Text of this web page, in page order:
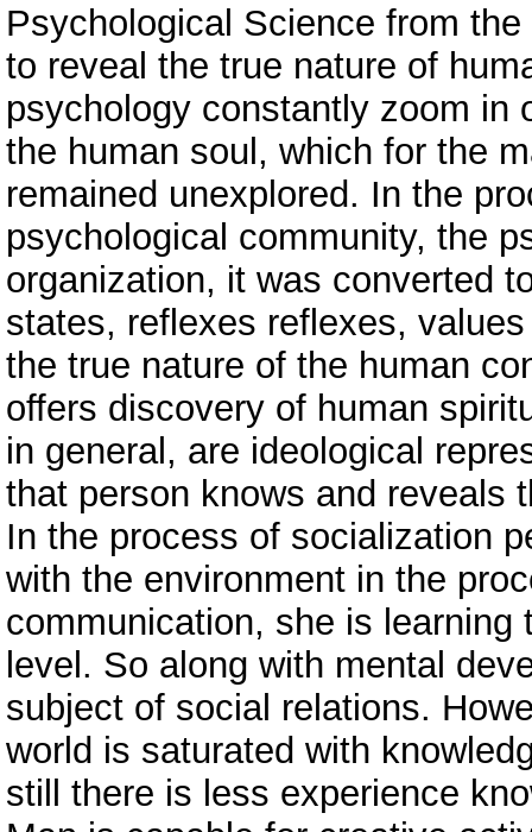
Psychological Science from
to reveal the true nature of
psychology constantly zoom in
the human soul, which for the
remained unexplored. In the
psychological community, the
organization, it was converted
states, reflexes reflexes,
the true nature of the human
offers discovery of human
in general, are ideological
that person knows and reveals
In the process of socialization
with the environment in the
communication, she is
level. So along with mental
subject of social relations.
world is saturated with
still there is less experience